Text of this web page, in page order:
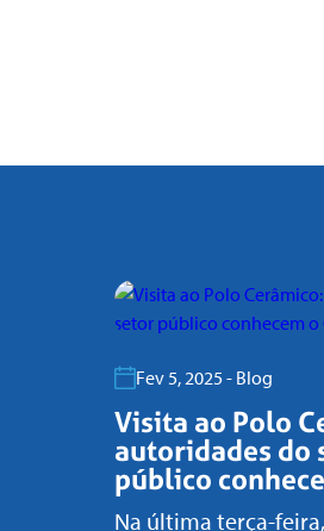
Fev 5, 2025 - Blog
Visita ao Polo
autoridades do
público
Na última terça-